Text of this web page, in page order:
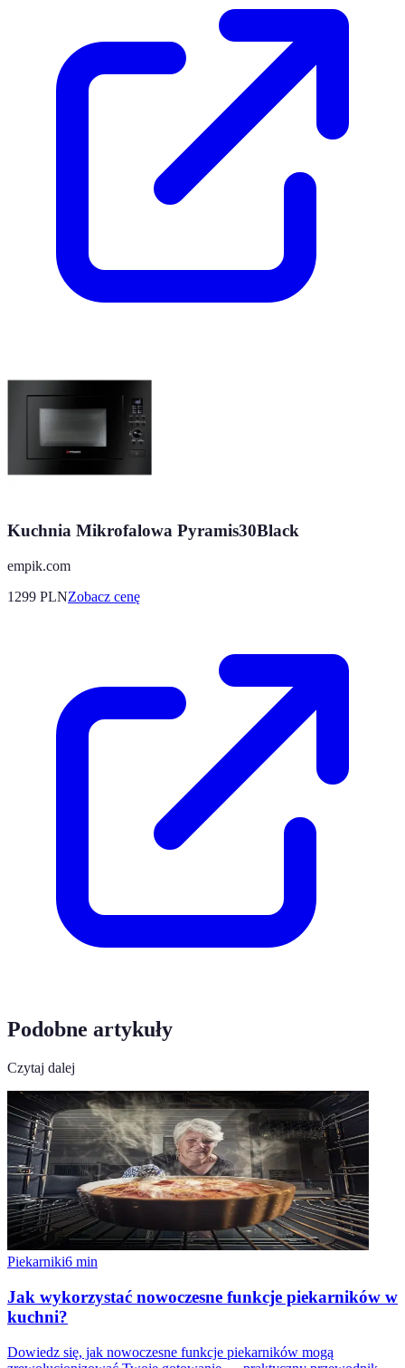
Kuchnia Mikrofalowa Pyramis30Black
empik.com
1299 PLNZobacz cenę
Podobne artykuły
Czytaj dalej
Piekarniki6 min
Jak wykorzystać nowoczesne funkcje piekarników w
kuchni?
Dowiedz się, jak nowoczesne funkcje piekarników mogą